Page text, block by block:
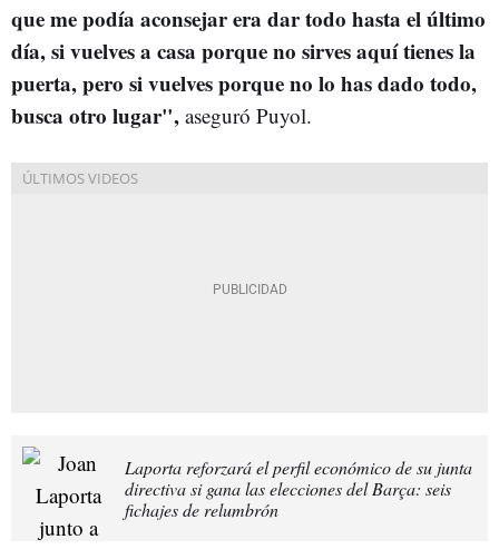
que me podía aconsejar era dar todo hasta el último
día, si vuelves a casa porque no sirves aquí tienes la
puerta, pero si vuelves porque no lo has dado todo,
busca otro lugar", aseguró Puyol.
Laporta reforzará el perfil económico de su junta
directiva si gana las elecciones del Barça: seis
fichajes de relumbrón